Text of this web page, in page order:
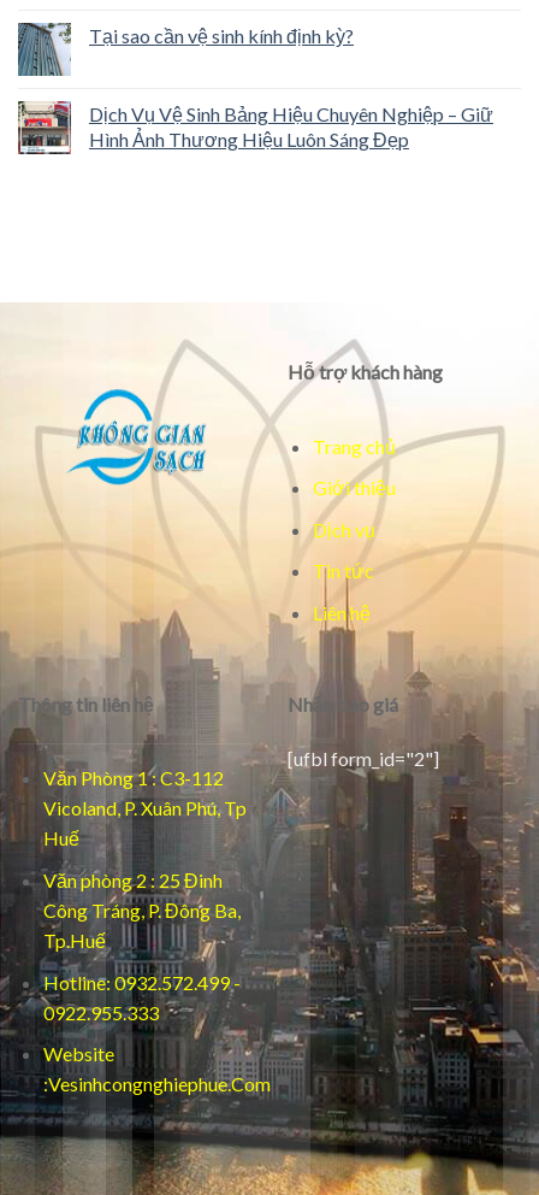
Tại sao cần vệ sinh kính định kỳ?
Dịch Vụ Vệ Sinh Bảng Hiệu Chuyên Nghiệp – Giữ
Hình Ảnh Thương Hiệu Luôn Sáng Đẹp
Hỗ trợ khách hàng
Trang chủ
Giới thiệu
Dịch vụ
Tin tức
Liên hệ
Thông tin liên hệ
Văn Phòng 1 : C3-112
Vicoland, P. Xuân Phú, Tp
Huế
Văn phòng 2 : 25 Đinh
Công Tráng, P. Đông Ba,
Tp.Huế
Hotline: 0932.572.499 -
0922.955.333
Website
:Vesinhcongnghiephue.Com
Nhận báo giá
[ufbl form_id="2"]